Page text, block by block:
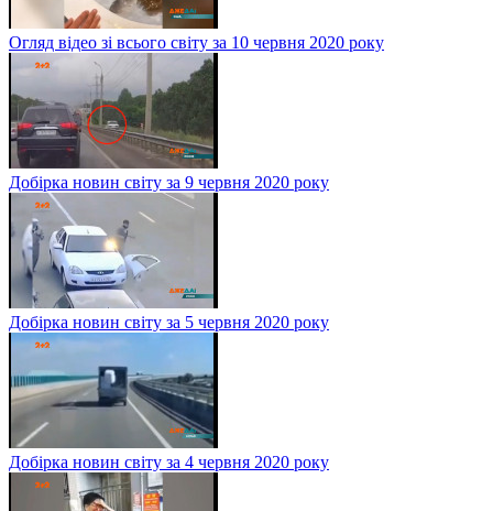
Огляд відео зі всього світу за 10 червня 2020 року
Добірка новин світу за 9 червня 2020 року
Добірка новин світу за 5 червня 2020 року
Добірка новин світу за 4 червня 2020 року